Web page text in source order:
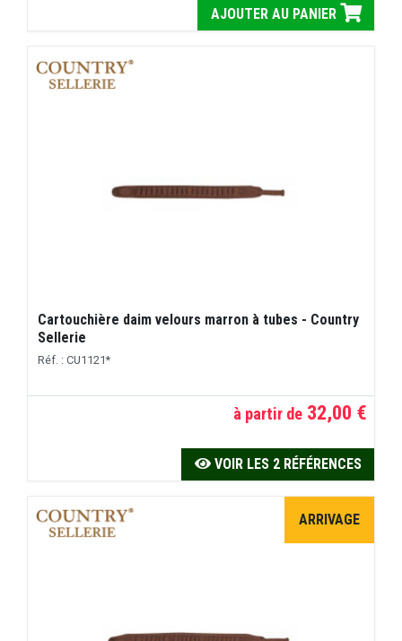
AJOUTER AU PANIER
Cartouchière daim velours marron à tubes - Country
Sellerie
Réf. : CU1121*
à partir de 32,00 €
VOIR LES 2 RÉFÉRENCES
ARRIVAGE